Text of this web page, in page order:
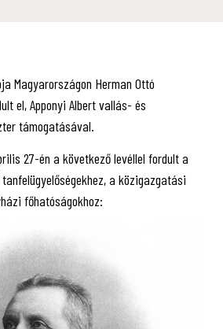
Magyarországon Herman Ottó
el, Apponyi Albert vallás- és
támogatásával.
27-én a következő levéllel fordult a
a közigazgatási
főhatóságokhoz: